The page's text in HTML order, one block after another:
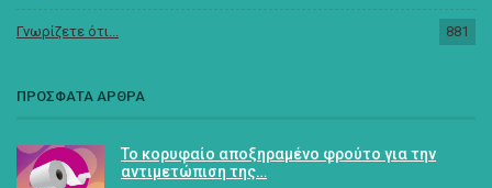
Γνωρίζετε ότι... 881
ΠΡΟΣΦΑΤΑ ΑΡΘΡΑ
Το κορυφαίο αποξηραμένο φρούτο για την
αντιμετώπιση της…